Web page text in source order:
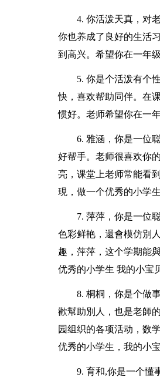
4. 你活泼天真，对
你也养成了良好的生活
到高兴。希望你在一年
5. 你是个活泼有个
快，喜欢帮助同伴。在
惯好。老师希望你在一
6. 雅涵，你是一位
好帮手。老师很喜欢你
亮，课堂上老师常能看
現，做一个优秀的小学
7. 萍萍，你是一位
色彩鲜艳，還會模仿別
趣，萍萍，这个学期能
优秀的小学生 我的小宝
8. 桐桐，你是个做
歡幫助別人，也是老師
园组织的各项活动，数
优秀的小学生，我的小
9. 育和,你是一个懂